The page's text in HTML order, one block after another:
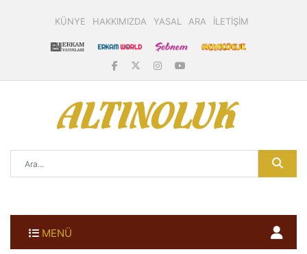
KÜNYE HAKKIMIZDA YASAL ARA İLETİŞİM
MENÜ